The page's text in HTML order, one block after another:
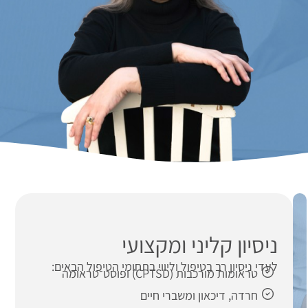
ניסיון קליני ומקצועי
לעדי ניסיון רב בטיפול וליווי בתחומי הטיפול הבאים:
טראומות מורכבות (CPTSD) ופוסט־טראומה
חרדה, דיכאון ומשברי חיים